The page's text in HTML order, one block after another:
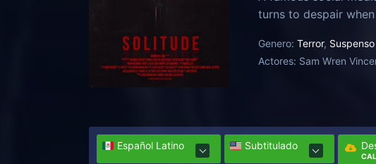
turns to despair
Genero: Terror, Suspenso
Actores: Sam Wren
Español Latino Subtitulado